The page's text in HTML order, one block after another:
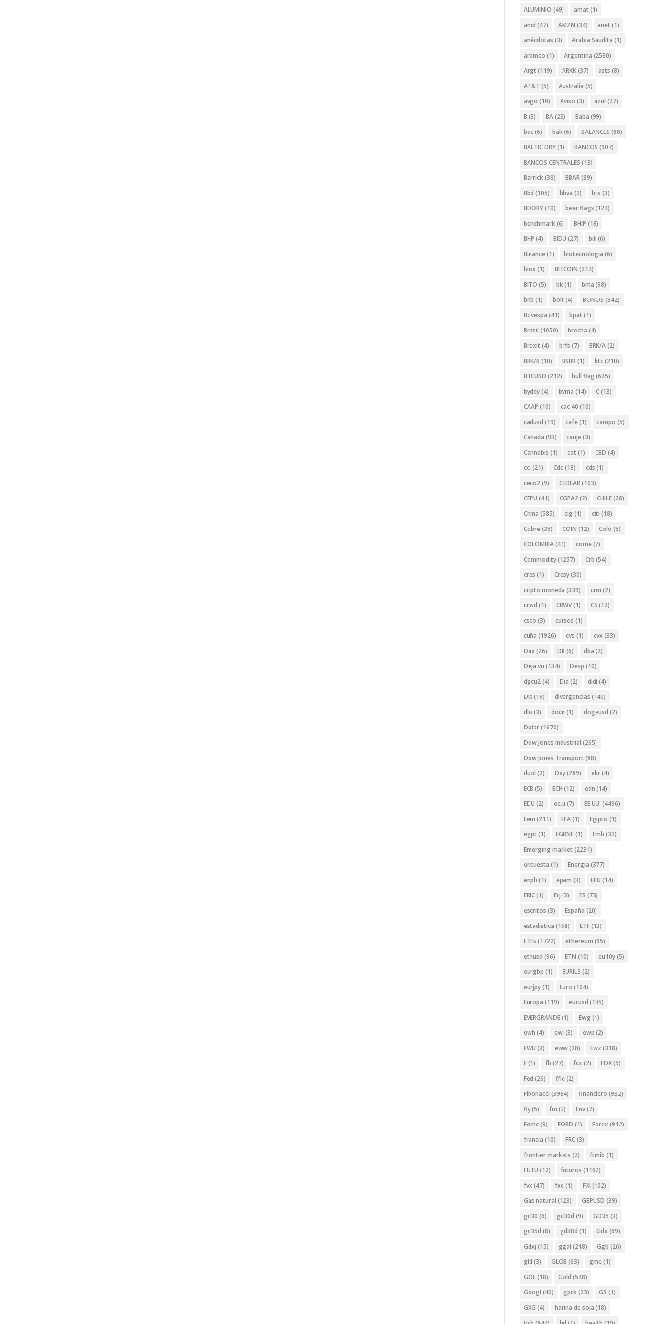
ALUMINIO (49) amat (1)
amd (47) AMZN (34) anet (1)
anécdotas (3) Arabia Saudita (1)
aramco (1) Argentina (2530)
Argt (119) ARKK(37) asts (8)
AT&T (5) Australia (5)
avgo (10) Aviso (3) azul (27)
B (3) BA(23) Baba (99)
bac(6) bak(6) BALANCES (88)
BALTIC DRY(1) BANCOS (907)
BANCOS CENTRALES (13)
Barrick(38) BBAR(89)
Bbd (105) bbva (2) bcs (3)
BDORY(10) bear flags (124)
benchmark(6) BHIP (18)
BHP (4) BIDU (27) bili (6)
Binance (1) biotecnologia (6)
biox (1) BITCOIN (214)
BITO (5) bk(1) bma (98)
bnb (1) bolt (4) BONOS (842)
Bovespa (41) bpat (1)
Brasil (1050) brecha (4)
Brexit (4) brfs (7) BRK/A(2)
BRK/B (10) BSBR(1) btc(210)
BTCUSD (212) bull flag (625)
byddy(4) byma (14) C(13)
CAAP (10) cac 40 (10)
cadusd (19) cafe (1) campo (5)
Canada (93) canje (3)
Cannabis (1) cat (1) CBD (4)
ccl (21) Cde (18) cds (1)
ceco2(9) CEDEAR(103)
CEPU (41) CGPA2(2) CHILE(28)
China (585) cig (1) citi (18)
Cobre (35) COIN (12) Colo (5)
COLOMBIA(41) come (7)
Commodity(1257) Crb (54)
cres (1) Cresy(30)
cripto moneda (339) crm (2)
crwd (1) CRWV(1) CS (12)
csco (3) cursos (1)
cuña (1926) cvs (1) cvx (33)
Dax (26) DB (6) dba (2)
Deja vu (134) Desp (10)
dgcu2(4) Dia (2) didi (4)
Dis (19) divergencias (140)
dlo (3) docn (1) dogeusd (2)
Dolar(1670)
Dow Jones Industrial (265)
Dow Jones Transport (88)
duol (2) Dxy(289) ebr(4)
ECB (5) ECH (12) edn (14)
EDU (2) ee.u (7) EE.UU. (4496)
Eem (211) EFA(1) Egipto (1)
egpt (1) EGRNF(1) Emb (32)
Emerging market (2231)
encuesta (1) Energia (377)
enph (1) epam (3) EPU (14)
ERIC(1) Erj (3) ES (73)
escritos (3) España (20)
estadistica (158) ETF(13)
ETFs (1722) ethereum (95)
ethusd (96) ETN (10) eu10y(5)
eurgbp (1) EURILS (2)
eurjpy(1) Euro (104)
Europa (119) eurusd (105)
EVERGRANDE(1) Ewg (1)
ewh (4) ewj (3) ewp (2)
EWU (3) eww(28) Ewz (318)
F(1) fb (27) fcx (2) FDX(5)
Fed (26) ffie (2)
Fibonacci (3984) financiero (932)
fly(5) fm (2) Fnv(7)
Fomc(9) FORD (1) Forex (912)
francia (10) FRC(3)
frontier markets (2) ftmib (1)
FUTU (12) futuros (1162)
fvx (47) fxe (1) FXI (102)
Gas natural (123) GBPUSD (39)
gd30 (6) gd30d (9) GD35 (3)
gd35d (8) gd38d (1) Gdx (69)
Gdxj (15) ggal (218) Ggb (26)
gld (3) GLOB (63) gme (1)
GOL(18) Gold (548)
Googl (40) gprk(23) GS (1)
GXG (4) harina de soja (18)